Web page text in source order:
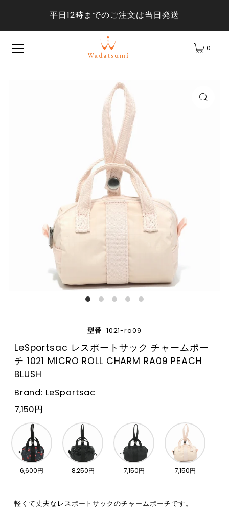
平日12時までのご注文は当日発送
0
型番 1021-ra09
LeSportsac レスポートサック チャームポー
チ 1021 MICRO ROLL CHARM RA09 PEACH
BLUSH
Brand: LeSportsac
7,150円
6,600円 8,250円 7,150円 7,150円
軽くて丈夫なレスポートサックのチャームポーチです。